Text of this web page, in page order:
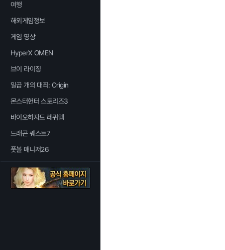
여행
해외게임정보
게임 영상
HyperX OMEN
브이 라이징
일곱 개의 대죄: Origin
몬스터헌터 스토리즈3
바이오하자드 레퀴엠
드래곤 퀘스트7
풋볼 매니저26